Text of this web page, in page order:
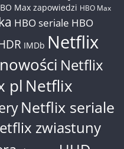
Max zapowiedzi HBO Max
HBO seriale HBO
IMDb Netflix
Netflix
pl Netflix
Netflix seriale
zwiastuny